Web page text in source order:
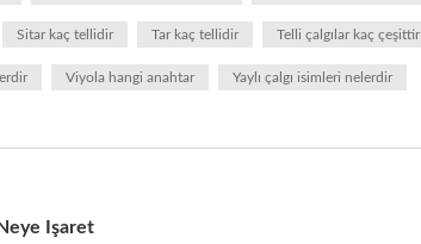
Sitar kaç tellidir Tar kaç tellidir Telli çalgılar kaç çeşittir
Viyola hangi anahtar Yaylı çalgı isimleri nelerdir
Işaret